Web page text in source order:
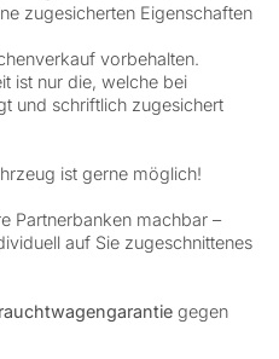
zugesicherten Eigenschaften
vorbehalten.
ist nur die, welche bei
und schriftlich zugesichert
ist gerne möglich!
Partnerbanken machbar –
auf Sie zugeschnittenes
gegen